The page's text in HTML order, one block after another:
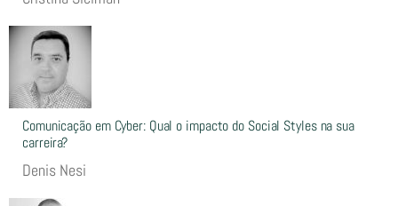
Comunicação em Cyber: Qual o impacto do Social Styles na sua
carreira?
Denis Nesi